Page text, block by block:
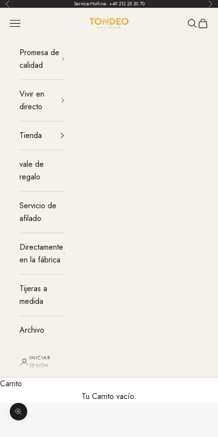
Ir al contenido
Atrás Service-Hotline: +49 212 25 20 70
TONDEO
Menú Buscar
Promesa de
calidad
Vivir en
directo
Tienda
vale de
regalo
Servicio de
afilado
Directamente
en la fábrica
Tijeras a
medida
Archivo
INICIAR
SESIÓN
Carrito
Tu Carrito vacío.
Agrandar imagen